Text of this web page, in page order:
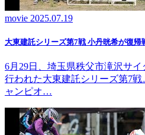
movie 2025.07.19
大東建託シリーズ第7戦 ⼩丹晄希が復帰
6月29日、埼玉県秩父市滝沢サ
行われた大東建託シリーズ第7
ャンピオ…